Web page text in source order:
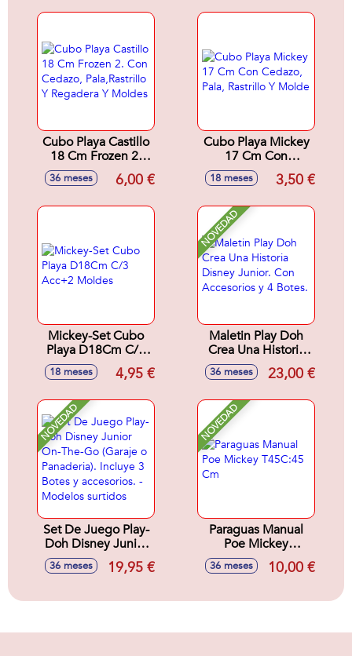
Rastrillo, Regadera
Modelos surtidos
Cubo Playa Castillo
18 Cm Frozen 2.
Con Cedazo,
Pala,Rastrillo Y
36 meses 6,00 €
Cubo Playa Mickey
17 Cm Con
Cedazo, Pala,
Rastrillo Y Molde
18 meses 3,50 €
Mickey-Set Cubo
Playa D18Cm C/3
Acc+2 Moldes
18 meses 4,95 €
NOVEDAD
Maletin Play Doh
Crea Una Historia
Disney Junior. Con
Accesorios y 4
36 meses 23,00 €
NOVEDAD
Set De Juego Play-
Doh Disney Junior
On-The-Go (Garaje
o Panaderia).
accesorios. -
36 meses 19,95 €
NOVEDAD
Paraguas Manual
Poe Mickey
T45C:45 Cm
36 meses 10,00 €